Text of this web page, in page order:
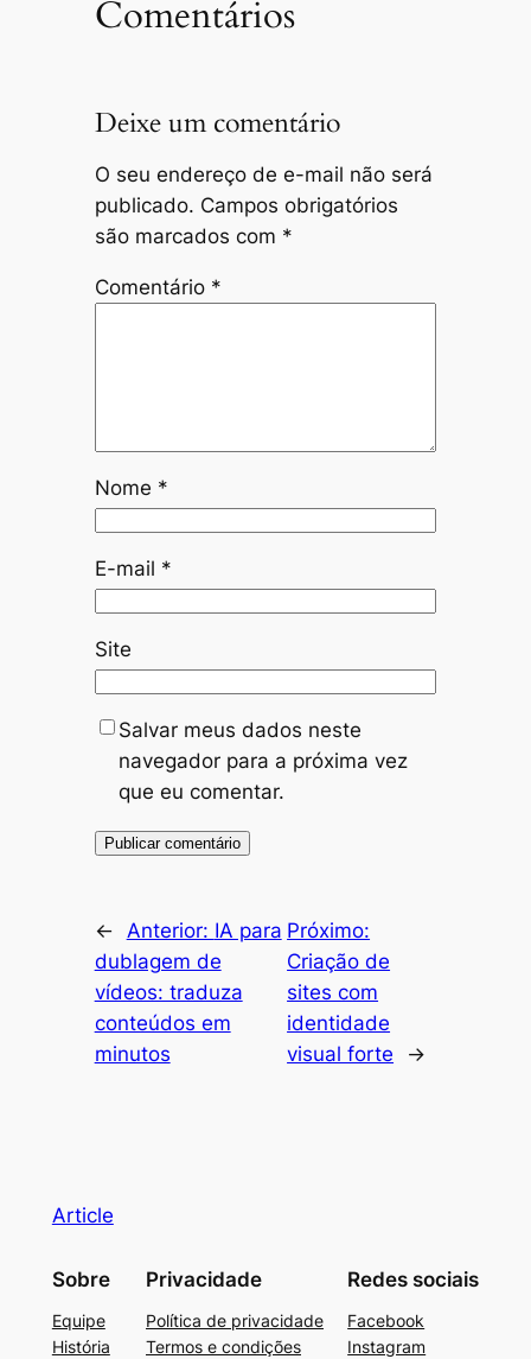
Comentários
Deixe um comentário
O seu endereço de e-mail não será
publicado. Campos obrigatórios
são marcados com *
Comentário *
Nome *
E-mail *
Site
Salvar meus dados neste
navegador para a próxima vez
que eu comentar.
← Anterior: IA para
dublagem de
vídeos: traduza
conteúdos em
minutos
Próximo:
Criação de
sites com
identidade
visual forte
→
Article
Sobre
Equipe
História
Privacidade
Política de privacidade
Termos e condições
Redes sociais
Facebook
Instagram